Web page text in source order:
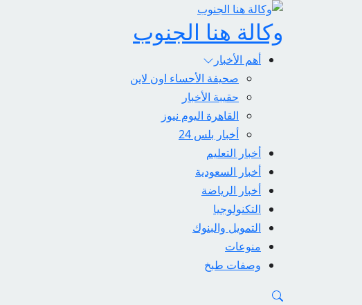
وكالة هنا الجنوب
أهم الأخبار
صحيفة الأحساء اون لاين
حقيبة الأخبار
القاهرة اليوم نيوز
أخبار بلس 24
أخبار التعليم
أخبار السعودية
أخبار الرياضة
التكنولوجيا
التمويل والبنوك
منوعات
وصفات طبخ